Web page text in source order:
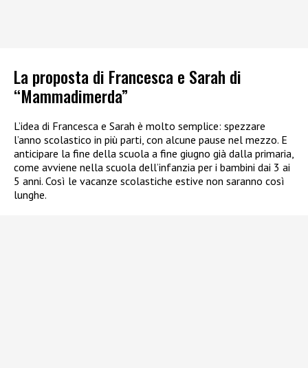
La proposta di Francesca e Sarah di
“Mammadimerda”
L’idea di Francesca e Sarah è molto semplice: spezzare
l’anno scolastico in più parti, con alcune pause nel mezzo. E
anticipare la fine della scuola a fine giugno già dalla primaria,
come avviene nella scuola dell’infanzia per i bambini dai 3 ai
5 anni. Così le vacanze scolastiche estive non saranno così
lunghe.